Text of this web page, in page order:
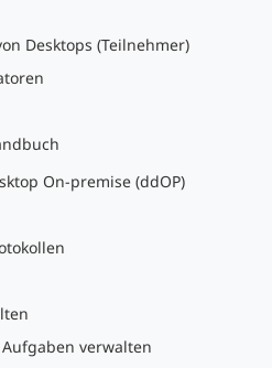
Desktops (Teilnehmer)
On-premise (ddOP)
verwalten